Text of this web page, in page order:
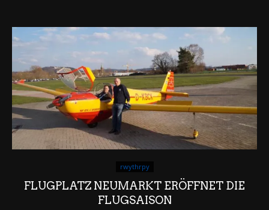
rwythrpy
FLUGPLATZ NEUMARKT ERÖFFNET DIE
FLUGSAISON